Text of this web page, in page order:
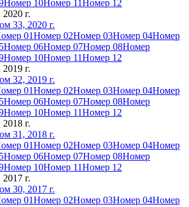
Номер 10Номер 11Номер 12
г.
33, 2020 г.
01Номер 02Номер 03Номер 04Номер
Номер 06Номер 07Номер 08Номер
Номер 10Номер 11Номер 12
г.
32, 2019 г.
01Номер 02Номер 03Номер 04Номер
Номер 06Номер 07Номер 08Номер
Номер 10Номер 11Номер 12
г.
31, 2018 г.
01Номер 02Номер 03Номер 04Номер
Номер 06Номер 07Номер 08Номер
Номер 10Номер 11Номер 12
г.
30, 2017 г.
01Номер 02Номер 03Номер 04Номер